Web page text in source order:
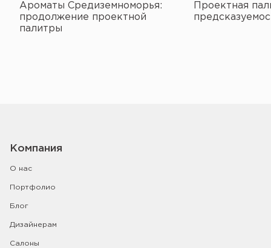
Ароматы Средиземноморья:
продолжение проектной
палитры
Проектная
Компания
О нас
Портфолио
Блог
Дизайнерам
Салоны